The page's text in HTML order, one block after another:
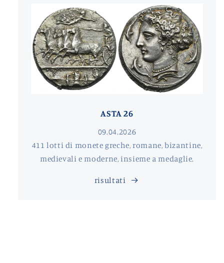
ASTA 26
09.04.2026
411 lotti di monete greche, romane, bizantine,
medievali e moderne, insieme a medaglie.
risultati